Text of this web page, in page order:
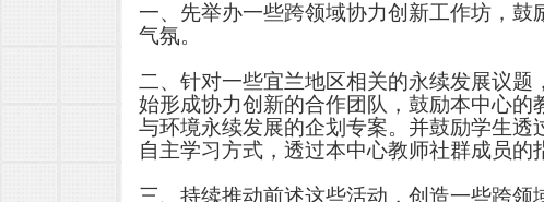
一、先举办一些跨领域协力创新工作坊，
气氛。
二、针对一些宜兰地区相关的永续发展议
始形成协力创新的合作团队，鼓励本中心
与环境永续发展的企划专案。并鼓励学生透
自主学习方式，透过本中心教师社群成员的
三、持续推动前述这些活动，创造一些跨